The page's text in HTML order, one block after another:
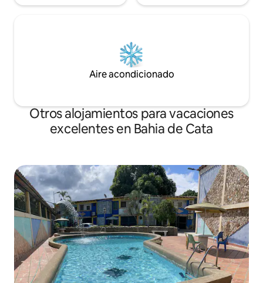
Aire acondicionado
Otros alojamientos para vacaciones
excelentes en Bahia de Cata